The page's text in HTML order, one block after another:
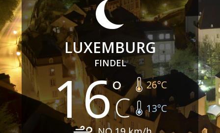
LUXEMBURG
FINDEL
16 26°C
13°C